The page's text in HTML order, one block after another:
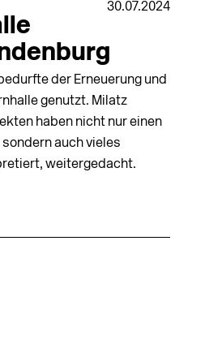
30.07.2024
der Erneuerung und
genutzt. Milatz
haben nicht nur einen
auch vieles
weiterge­dacht.